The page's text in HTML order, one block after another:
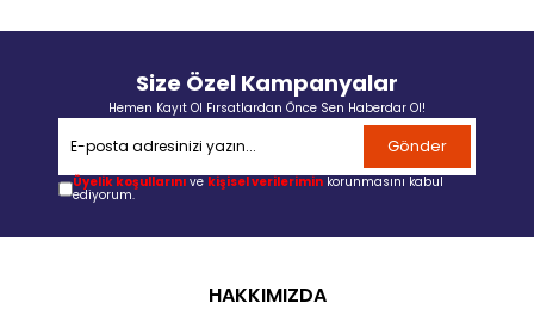
Size Özel Kampanyalar
Hemen Kayıt Ol Fırsatlardan Önce Sen Haberdar Ol!
Gönder
Üyelik koşullarını ve kişisel verilerimin korunmasını kabul
ediyorum.
HAKKIMIZDA